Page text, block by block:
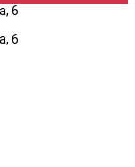
6
6